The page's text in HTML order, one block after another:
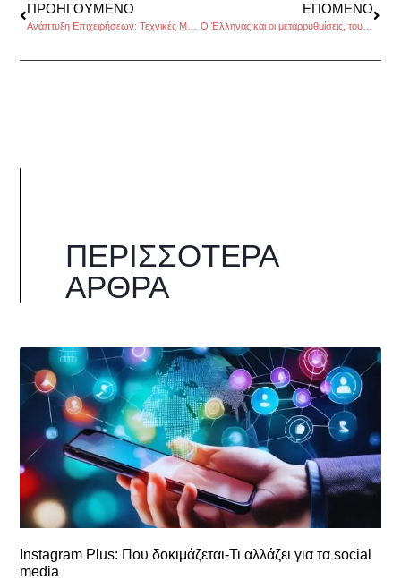
ΠΡΟΗΓΟΎΜΕΝΟ ΕΠΌΜΕΝΟ
Ο Έλληνας και οι μεταρρυθμίσεις, του Μιχάλη Καβουκλή
ΠΕΡΙΣΣΌΤΕΡΑ
ΆΡΘΡΑ
Instagram Plus: Που δοκιμάζεται-Τι αλλάζει για τα social
media